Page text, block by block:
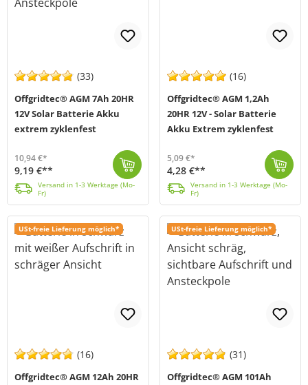
(33)
Offgridtec® AGM 7Ah 20HR
12V Solar Batterie Akku
extrem zyklenfest
10,94 €*
9,19 €**
Versand in 1-3 Werktage (Mo-
Fr)
(16)
Offgridtec® AGM 1,2Ah
20HR 12V - Solar Batterie
Akku Extrem zyklenfest
5,09 €*
4,28 €**
Versand in 1-3 Werktage (Mo-
Fr)
USt-freie Lieferung möglich*
(16)
Offgridtec® AGM 12Ah 20HR
USt-freie Lieferung möglich*
(31)
Offgridtec® AGM 101Ah